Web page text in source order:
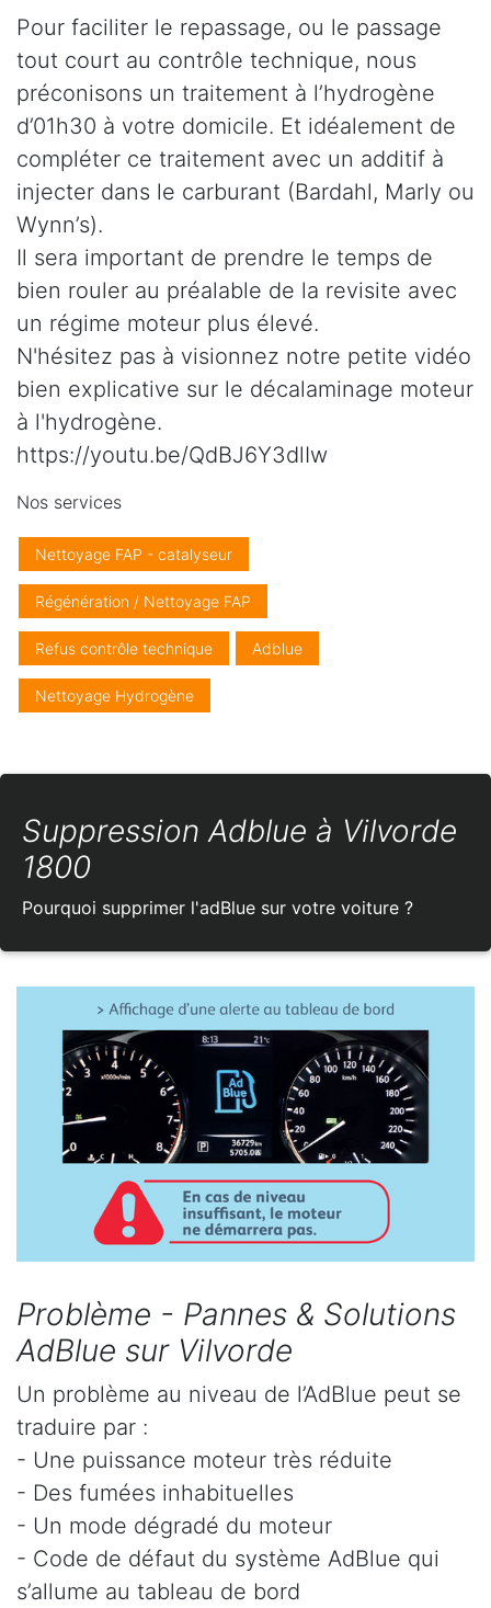
Pour faciliter le repassage, ou le passage
tout court au contrôle technique, nous
préconisons un traitement à l’hydrogène
d’01h30 à votre domicile. Et idéalement de
compléter ce traitement avec un additif à
injecter dans le carburant (Bardahl, Marly ou
Wynn’s).
Il sera important de prendre le temps de
bien rouler au préalable de la revisite avec
un régime moteur plus élevé.
N'hésitez pas à visionnez notre petite vidéo
bien explicative sur le décalaminage moteur
à l'hydrogène.
https://youtu.be/QdBJ6Y3dlIw
Nos services
Nettoyage FAP - catalyseur
Régénération / Nettoyage FAP
Refus contrôle technique Adblue
Nettoyage Hydrogène
Suppression Adblue à Vilvorde
1800
Pourquoi supprimer l'adBlue sur votre voiture ?
Problème - Pannes & Solutions
AdBlue sur Vilvorde
Un problème au niveau de l’AdBlue peut se
traduire par :
- Une puissance moteur très réduite
- Des fumées inhabituelles
- Un mode dégradé du moteur
- Code de défaut du système AdBlue qui
s’allume au tableau de bord